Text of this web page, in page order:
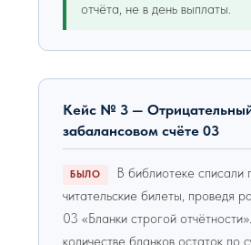
отчёта, не в день выплаты.
Кейс № 3 — Отрицательный
забалансовом счёте 03
БЫЛО
В библиотеке списали
читательские билеты, проведя
03 «Бланки строгой
количестве бланков остаток по